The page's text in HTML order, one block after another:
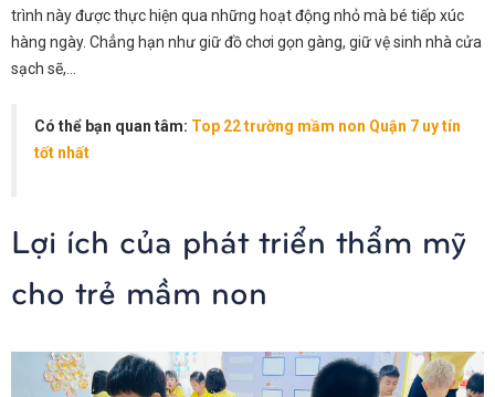
trình này được thực hiện qua những hoạt động nhỏ mà bé tiếp xúc
hàng ngày. Chẳng hạn như giữ đồ chơi gọn gàng, giữ vệ sinh nhà cửa
sạch sẽ,…
Có thể bạn quan tâm: Top 22 trường mầm non Quận 7 uy tín
tốt nhất
Lợi ích của phát triển thẩm mỹ
cho trẻ mầm non